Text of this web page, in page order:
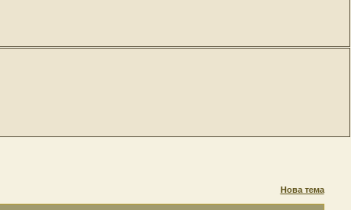
Нова тема